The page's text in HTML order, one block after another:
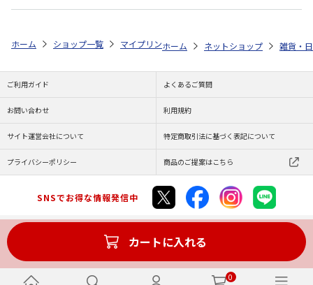
0
カートに入れる
ホーム ショップ一覧 マイプリント ビーンズ迷子札【コッカプー
ホーム ネットショップ 雑貨・
ご利用ガイド よくあるご質問
お問い合わせ 利用規約
サイト運営会社について 特定商取引法に基づく表記について
プライバシーポリシー 商品のご提案はこちら
SNSでお得な情報発信中